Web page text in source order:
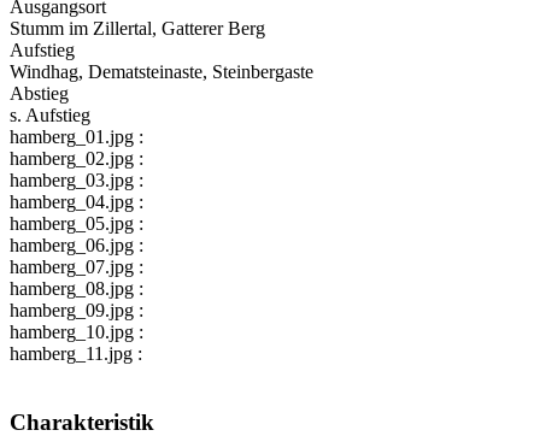
Ausgangsort
Stumm im Zillertal, Gatterer Berg
Aufstieg
Windhag, Dematsteinaste, Steinbergaste
Abstieg
s. Aufstieg
hamberg_01.jpg :
hamberg_02.jpg :
hamberg_03.jpg :
hamberg_04.jpg :
hamberg_05.jpg :
hamberg_06.jpg :
hamberg_07.jpg :
hamberg_08.jpg :
hamberg_09.jpg :
hamberg_10.jpg :
hamberg_11.jpg :
Charakteristik